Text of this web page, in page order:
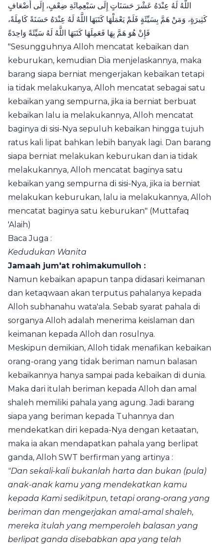
اللَّهُ لَهُ عِنْدَهُ عَشْرَ حَسَنَاتٍ إِلَى سَبْعِمِائَةِ ضِعْفٍ، إِلَى أَضْعَافٍ
كَثِيرَةٍ، وَمَنْ هَمَّ بِسَيِّئَةٍ فَلَمْ يَعْمَلْهَا كَتَبَهَا اللَّهُ لَهُ عِنْدَهُ حَسَنَةً كَامِلَةً،
فَإِنْ هُوَ هَمَّ بِهَا فَعَمِلَهَا كَتَبَهَا اللَّهُ لَهُ سَيِّئَةً وَاحِدَةً
"Sesungguhnya Alloh mencatat kebaikan dan
keburukan, kemudian Dia menjelaskannya, maka
barang siapa berniat mengerjakan kebaikan tetapi
ia tidak melakukanya, Alloh mencatat sebagai satu
kebaikan yang sempurna, jika ia berniat berbuat
kebaikan lalu ia melakukannya, Alloh mencatat
baginya di sisi-Nya sepuluh kebaikan hingga tujuh
ratus kali lipat bahkan lebih banyak lagi. Dan barang
siapa berniat melakukan keburukan dan ia tidak
melakukannya, Alloh mencatat baginya satu
kebaikan yang sempurna di sisi-Nya, jika ia berniat
melakukan keburukan, lalu ia melakukannya, Alloh
mencatat baginya satu keburukan" (Muttafaq
'Alaih)
Baca Juga :
Kedudukan Wanita
Jamaah jum'at rohimakumulloh :
Namun kebaikan apapun tanpa didasari keimanan
dan ketaqwaan akan terputus pahalanya kepada
Alloh subhanahu wata'ala. Sebab syarat pahala di
sorganya Alloh adalah menerima keislaman dan
keimanan kepada Alloh dan rosulnya.
Meskipun demikian, Alloh tidak menafikan kebaikan
orang-orang yang tidak beriman namun balasan
kebaikannya hanya sampai pada kebaikan di dunia.
Maka dari itulah beriman kepada Alloh dan amal
shaleh memiliki pahala yang agung. Jadi barang
siapa yang beriman kepada Tuhannya dan
mendekatkan diri kepada-Nya dengan ketaatan,
maka ia akan mendapatkan pahala yang berlipat
ganda, Alloh SWT berfirman yang artinya :
"Dan sekali-kali bukanlah harta dan bukan (pula)
anak-anak kamu yang mendekatkan kamu
kepada Kami sedikitpun, tetapi orang-orang yang
beriman dan mengerjakan amal-amal shaleh,
mereka itulah yang memperoleh balasan yang
berlipat ganda disebabkan apa yang telah